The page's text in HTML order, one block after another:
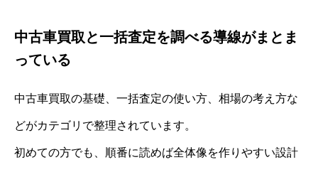
中古車買取と一括査定を調べる導線がまとま
っている
中古車買取の基礎、一括査定の使い方、相場の考え方な
どがカテゴリで整理されています。
初めての方でも、順番に読めば全体像を作りやすい設計